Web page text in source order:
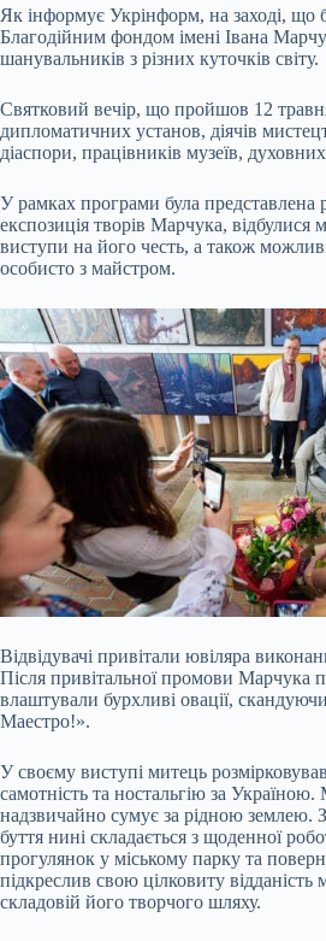
Як інформує Укрінформ, на заході, що
Благодійним фондом імені Івана
шанувальників з різних куточків світу.
Святковий вечір, що пройшов 12
дипломатичних установ, діячів
діаспори, працівників музеїв,
У рамках програми була представлена
експозиція творів Марчука, відбулися
виступи на його честь, а також
особисто з майстром.
Відвідувачі привітали ювіляра
Після привітальної промови Марчука
влаштували бурхливі овації,
Маестро!».
У своєму виступі митець
самотність та ностальгію за
надзвичайно сумує за рідною землею.
буття нині складається з щоденної
прогулянок у міському парку та
підкреслив свою цілковиту відданість
складовій його творчого шляху.